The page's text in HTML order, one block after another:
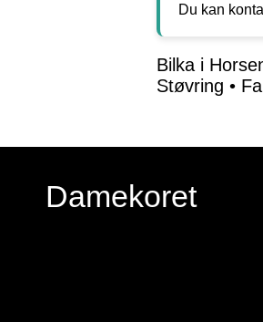
Du kan
Bilka i
Støvring •
Damekoret